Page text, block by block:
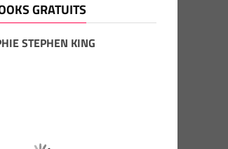
GRATUITS
STEPHEN KING